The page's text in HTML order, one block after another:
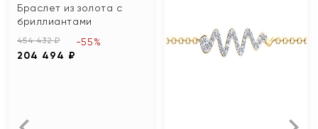
Браслет из золота с
бриллиантами
454 432 ₽
204 494 ₽
-55%